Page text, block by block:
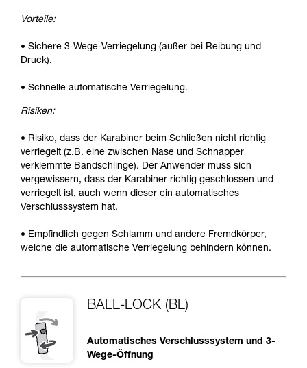
Vorteile:
• Sichere 3-Wege-Verriegelung (außer bei Reibung und
Druck).
• Schnelle automatische Verriegelung.
Risiken:
• Risiko, dass der Karabiner beim Schließen nicht richtig
verriegelt (z.B. eine zwischen Nase und Schnapper
verklemmte Bandschlinge). Der Anwender muss sich
vergewissern, dass der Karabiner richtig geschlossen und
verriegelt ist, auch wenn dieser ein automatisches
Verschlusssystem hat.
• Empfindlich gegen Schlamm und andere Fremdkörper,
welche die automatische Verriegelung behindern können.
BALL-LOCK (BL)
Automatisches Verschlusssystem und 3-
Wege-Öffnung